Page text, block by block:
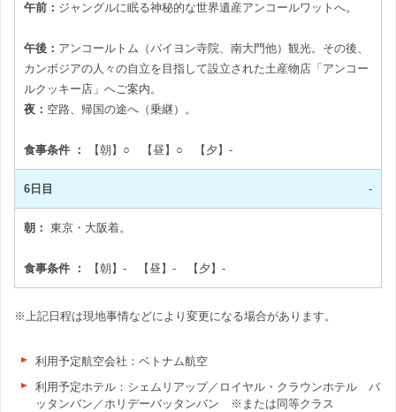
午前： ジャングルに眠る神秘的な世界遺産アンコールワットへ。
午後： アンコールトム（バイヨン寺院、南大門他）観光。その後、
カンボジアの人々の自立を目指して設立された土産物店「アンコー
ルクッキー店」へご案内。
夜： 空路、帰国の途へ（乗継）。
食事条件 ： 【朝】○ 【昼】○ 【夕】-
6日目 -
朝： 東京・大阪着。
食事条件 ： 【朝】- 【昼】- 【夕】-
※上記日程は現地事情などにより変更になる場合があります。
利用予定航空会社：ベトナム航空
利用予定ホテル：シェムリアップ／ロイヤル・クラウンホテル バ
ッタンバン／ホリデーバッタンバン ※または同等クラス